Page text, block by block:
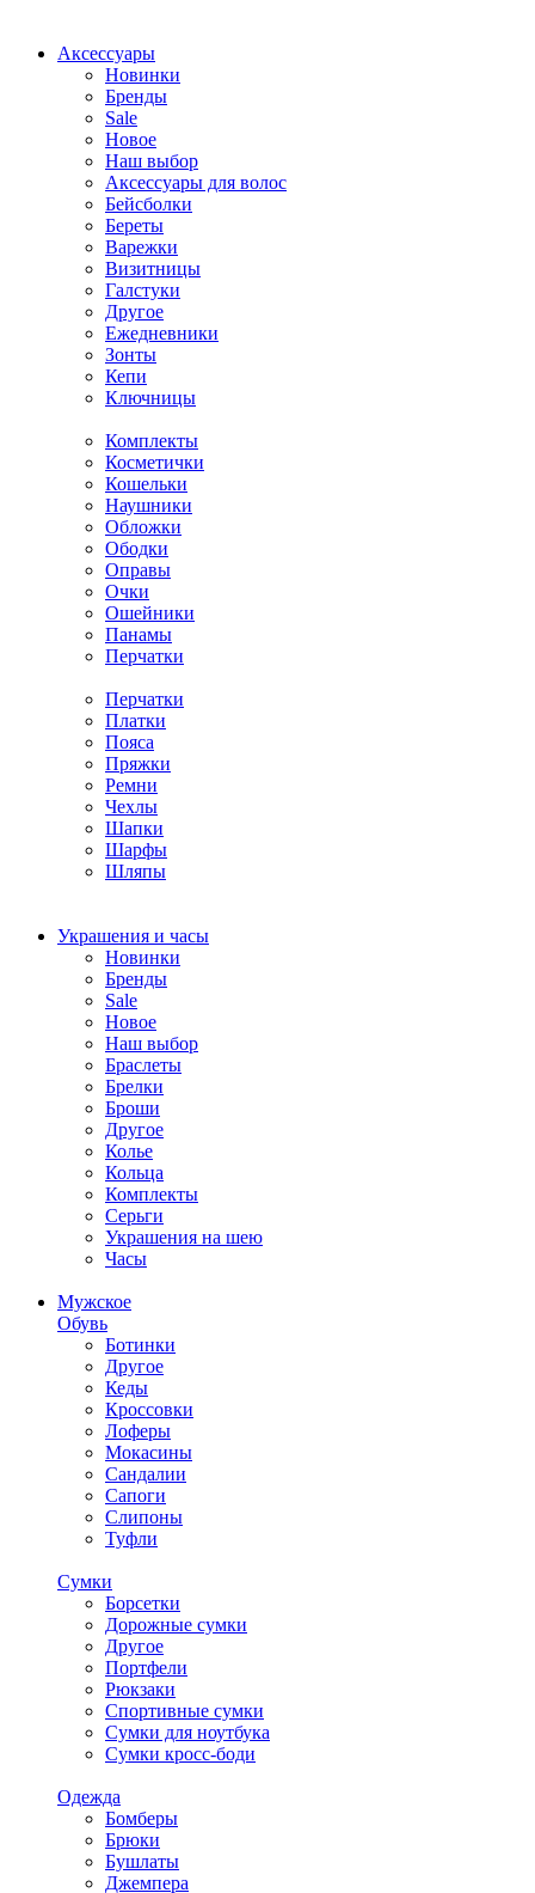
Аксессуары
Новинки
Бренды
Sale
Новое
Наш выбор
Аксессуары для волос
Бейсболки
Береты
Варежки
Визитницы
Галстуки
Другое
Ежедневники
Зонты
Кепи
Ключницы
Комплекты
Косметички
Кошельки
Наушники
Обложки
Ободки
Оправы
Очки
Ошейники
Панамы
Перчатки
Перчатки
Платки
Пояса
Пряжки
Ремни
Чехлы
Шапки
Шарфы
Шляпы
Украшения и часы
Новинки
Бренды
Sale
Новое
Наш выбор
Браслеты
Брелки
Броши
Другое
Колье
Кольца
Комплекты
Серьги
Украшения на шею
Часы
Мужское
Обувь
Ботинки
Другое
Кеды
Кроссовки
Лоферы
Мокасины
Сандалии
Сапоги
Слипоны
Туфли
Сумки
Борсетки
Дорожные сумки
Другое
Портфели
Рюкзаки
Спортивные сумки
Сумки для ноутбука
Сумки кросс-боди
Одежда
Бомберы
Брюки
Бушлаты
Джемпера